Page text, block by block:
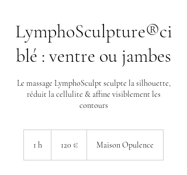
LymphoSculpture®ci
blé : ventre ou jambes
Le massage LymphoSculpt sculpte la silhouette,
réduit la cellulite & affine visiblement les
contours
1 h 120 € Maison Opulence